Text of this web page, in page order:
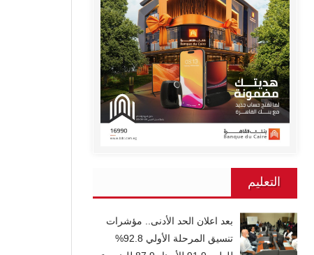
التعليم
بعد اعلان الحد الأدنى.. مؤشرات
تنسيق المرحلة الأولي 92.8%